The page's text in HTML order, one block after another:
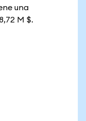
una
M $.